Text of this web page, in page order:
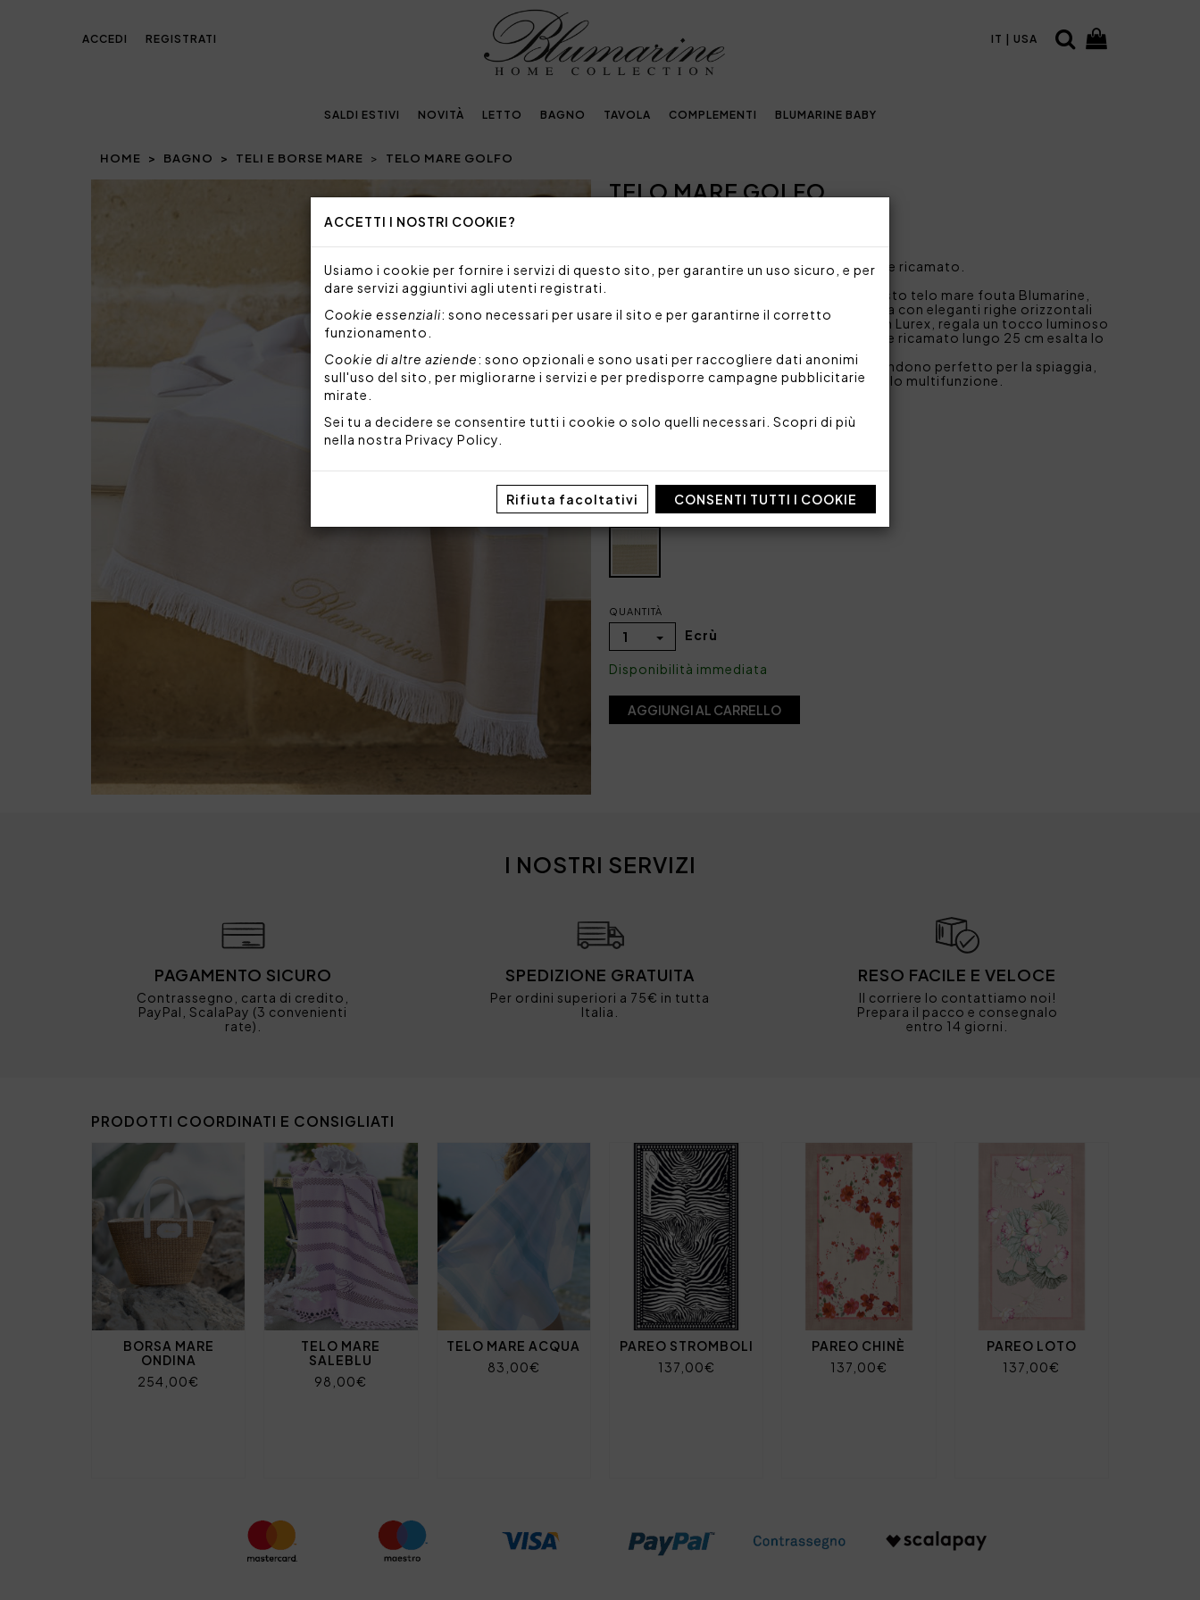
ACCETTI I NOSTRI COOKIE?
Usiamo i cookie per fornire i servizi di questo sito, per garantire un uso sicuro, e per
dare servizi aggiuntivi agli utenti registrati.
Cookie essenziali: sono necessari per usare il sito e per garantirne il corretto
funzionamento.
Cookie di altre aziende: sono opzionali e sono usati per raccogliere dati anonimi
sull'uso del sito, per migliorarne i servizi e per predisporre campagne pubblicitarie
mirate.
Sei tu a decidere se consentire tutti i cookie o solo quelli necessari. Scopri di più
nella nostra Privacy Policy
Rifiuta facoltativi CONSENTI TUTTI I COOKIE
ACCEDI REGISTRATI IT | USA
SALDI ESTIVI NOVITÀ LETTO BAGNO TAVOLA COMPLEMENTI BLUMARINE BABY
HOME BAGNO TELI E BORSE MARE TELO MARE GOLFO
TELO MARE GOLFO
Telo mare fouta con righe e logo Blumarine ricamato.
Raffinatezza e praticità si fondono in questo telo mare fouta Blumarine,
leggero e versatile. Realizzato in tinta unita con eleganti righe orizzontali
tinto in filo arricchite da delicati dettagli in Lurex, regala un tocco luminoso
e sofisticato. Il prestigioso logo Blumarine ricamato lungo 25 cm esalta lo
stile esclusivo del brand.
Le dimensioni generose 100 x 180 cm lo rendono perfetto per la spiaggia,
la piscina o per un uso quotidiano come telo multifunzione.
Tessuto: 100% cotone idrofilo 230 g/mq
COLORE
QUANTITÀ
1 Ecrù
Disponibilità immediata
AGGIUNGI AL CARRELLO
I NOSTRI SERVIZI
PAGAMENTO SICURO
Contrassegno, carta di credito,
PayPal, ScalaPay (3 convenienti
rate).
SPEDIZIONE GRATUITA
Per ordini superiori a 75€ in tutta
Italia.
RESO FACILE E VELOCE
Il corriere lo contattiamo noi!
Prepara il pacco e consegnalo
entro 14 giorni.
PRODOTTI COORDINATI E CONSIGLIATI
BORSA MARE
ONDINA
254,00€
TELO MARE
SALEBLU
98,00€
TELO MARE ACQUA
83,00€
PAREO STROMBOLI
137,00€
PAREO CHINÈ
137,00€
PAREO LOTO
137,00€